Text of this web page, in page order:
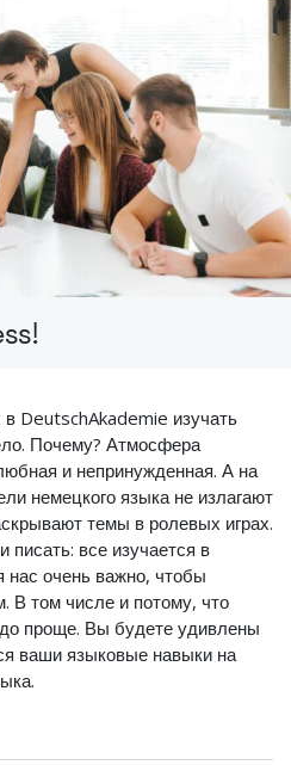
DeutschAkademie изучать
Почему? Атмосфера
и непринужденная. А на
немецкого языка не излагают
темы в ролевых играх.
писать: все изучается в
нас очень важно, чтобы
В том числе и потому, что
проще. Вы будете удивлены
ваши языковые навыки на